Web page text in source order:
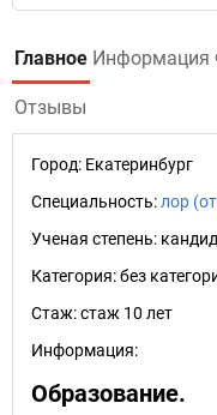
Главное Информация
Отзывы
Город: Екатеринбург
Специальность: лор
Ученая степень:
Категория:без
Стаж:стаж 10 лет
Информация:
Образование.